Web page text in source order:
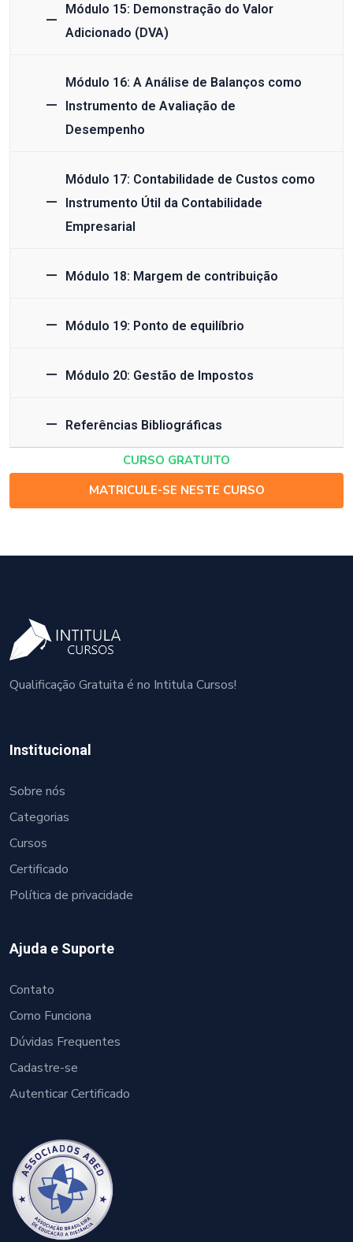
Módulo 15: Demonstração do Valor
Adicionado (DVA)
Módulo 16: A Análise de Balanços como
Instrumento de Avaliação de
Desempenho
Módulo 17: Contabilidade de Custos como
Instrumento Útil da Contabilidade
Empresarial
Módulo 18: Margem de contribuição
Módulo 19: Ponto de equilíbrio
Módulo 20: Gestão de Impostos
Referências Bibliográficas
CURSO GRATUITO
MATRICULE-SE NESTE CURSO
Qualificação Gratuita é no Intitula Cursos!
Institucional
Sobre nós
Categorias
Cursos
Certificado
Política de privacidade
Ajuda e Suporte
Contato
Como Funciona
Dúvidas Frequentes
Cadastre-se
Autenticar Certificado